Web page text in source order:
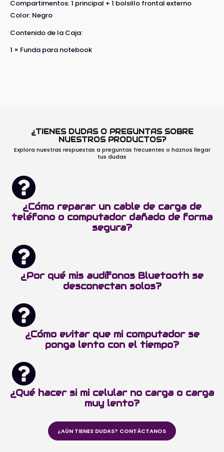
Compartimentos: 1 principal + 1 bolsillo frontal externo
Color: Negro
Contenido de la Caja:
1 × Funda para notebook
¿TIENES DUDAS O PREGUNTAS SOBRE
NUESTROS PRODUCTOS?
Explora nuestras respuestas a preguntas frecuentes o haznos llegar
tus dudas
¿Cómo reparar un cable de carga de
teléfono o computador dañado de forma
segura?
¿Por qué mis audífonos Bluetooth se
desconectan solos?
¿Cómo evitar que mi computador se
ponga lento con el tiempo?
¿Qué hacer si mi celular no carga o carga
muy lento?
¿AÚN TIENES DUDAS? CONTÁCTANOS